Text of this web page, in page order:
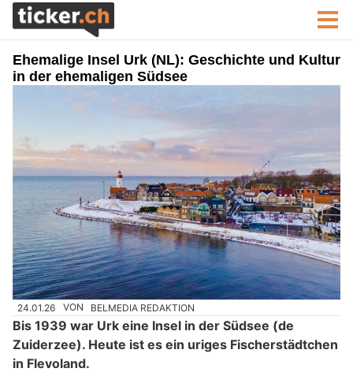
Ehemalige Insel Urk (NL): Geschichte und Kultur
in der ehemaligen Südsee
24.01.26 VON BELMEDIA REDAKTION
Bis 1939 war Urk eine Insel in der Südsee (de
Zuiderzee). Heute ist es ein uriges Fischerstädtchen
in Flevoland.